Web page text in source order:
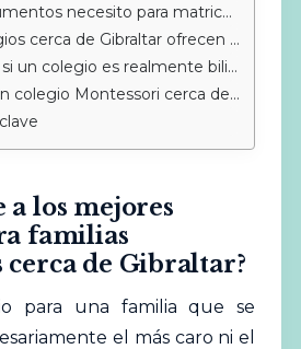
para matricular a mi hijo en un colegio cerca de Gibraltar?
de Gibraltar ofrecen transporte escolar?
un colegio es realmente bilingüe?
Montessori cerca de Sotogrande?
a los mejores
familias
cerca de Gibraltar?
para una familia que se
el más caro ni el